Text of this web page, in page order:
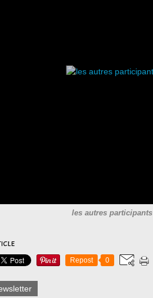
les autres participants
Repost 0